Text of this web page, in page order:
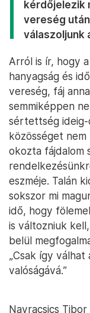
kérdőjelezik
vereség
válaszoljunk
Arról is ír, hogy
hanyagság és
vereség, fáj
semmiképpen
sértettség
közösséget
okozta fájdalom
eszméje. Talán
sokszor mi
idő, hogy
is változniuk
belül
„Csak így válhat
valóságává.”
Navracsics